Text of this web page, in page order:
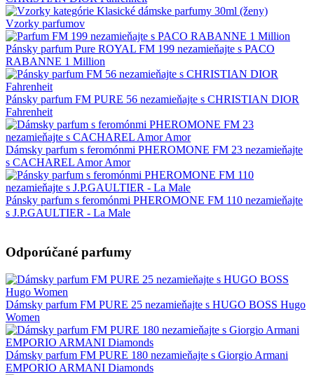
Vzorky parfumov
Pánsky parfum Pure ROYAL FM 199 nezamieňajte s PACO
RABANNE 1 Million
Pánsky parfum FM PURE 56 nezamieňajte s CHRISTIAN DIOR
Fahrenheit
Dámsky parfum s feromónmi PHEROMONE FM 23 nezamieňajte
s CACHAREL Amor Amor
Pánsky parfum s feromónmi PHEROMONE FM 110 nezamieňajte
s J.P.GAULTIER - La Male
Odporúčané parfumy
Dámsky parfum FM PURE 25 nezamieňajte s HUGO BOSS Hugo
Women
Dámsky parfum FM PURE 180 nezamieňajte s Giorgio Armani
EMPORIO ARMANI Diamonds